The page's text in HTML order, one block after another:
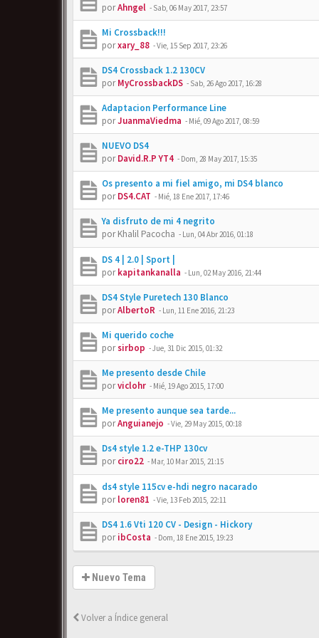
porAhngel - Sab, 06 May 2017, 23:57
Mi Crossback!!!
porxary_88 -Vie, 15 Sep 2017, 23:26
DS4 Crossback 1.2 130CV
porMyCrossbackDS - Sab, 26 Ago 2017, 16:28
Adaptacion Performance Line
porJuanmaViedma - Mié, 09 Ago 2017, 08:59
NUEVO DS4
porDavid.R.P YT4 - Dom, 28 May 2017, 15:35
Os presento a mi fiel amigo, mi DS4 blanco
porDS4.CAT - Mié, 18 Ene 2017, 17:46
Ya disfruto de mi 4 negrito
porKhalil Pacocha - Lun, 04 Abr 2016, 01:18
DS 4 | 2.0 | Sport |
porkapitankanalla - Lun, 02 May 2016, 21:44
DS4 Style Puretech 130 Blanco
porAlbertoR - Lun, 11 Ene 2016, 21:23
Mi querido coche
porsirbop -Jue, 31 Dic 2015, 01:32
Me presento desde Chile
porviclohr - Mié, 19 Ago 2015, 17:00
Me presento aunque sea tarde...
porAnguianejo -Vie, 29 May 2015, 00:18
Ds4 style 1.2 e-THP 130cv
porciro22 - Mar, 10 Mar 2015, 21:15
ds4 style 115cv e-hdi negro nacarado
porloren81 -Vie, 13 Feb 2015, 22:11
DS4 1.6 Vti 120 CV - Design - Hickory
poribCosta - Dom, 18 Ene 2015, 19:23
Nuevo Tema
Volver a Índice general